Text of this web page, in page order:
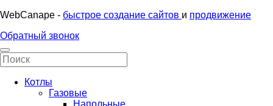
WebCanape - быстрое создание сайтов и продвижение
Обратный звонок
Котлы
Газовые
Напольные